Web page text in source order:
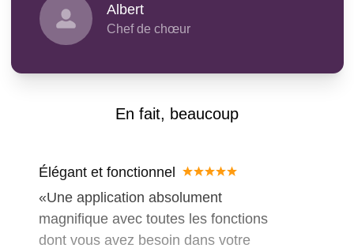
Albert
Chef de chœur
En fait, beaucoup
Élégant et fonctionnel
Une application absolument
magnifique avec toutes les fonctions
dont vous avez besoin dans votre